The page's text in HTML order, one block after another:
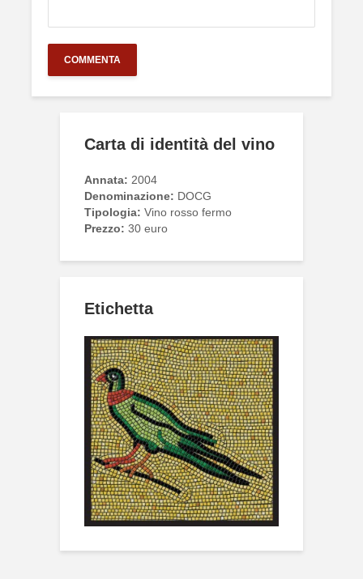
Carta di identità del vino
Annata: 2004
Denominazione: DOCG
Tipologia: Vino rosso fermo
Prezzo: 30 euro
Etichetta